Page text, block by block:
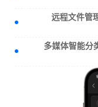
远程文件管
多媒体智能分